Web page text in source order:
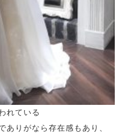
れている
ありがなら存在感もあり、